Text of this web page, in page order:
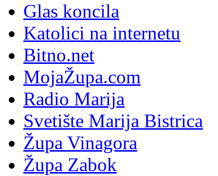
Glas koncila
Katolici na internetu
Bitno.net
MojaŽupa.com
Radio Marija
Svetište Marija Bistrica
Župa Vinagora
Župa Zabok